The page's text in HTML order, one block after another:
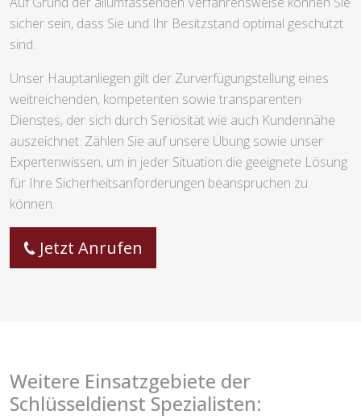
sicher sein, dass Sie und Ihr Besitzstand optimal geschützt
sind.
Unser Hauptanliegen gilt der Zurverfügungstellung eines
weitreichenden, kompetenten sowie transparenten
Dienstes, der sich durch Seriösität wie auch Kundennähe
auszeichnet. Zählen Sie auf unsere Übung sowie unser
Expertenwissen, um in jeder Situation die geeignete Lösung
für Ihre Sicherheitsanforderungen beanspruchen zu
können.
Jetzt Anrufen
Weitere Einsatzgebiete der
Schlüsseldienst Spezialisten: